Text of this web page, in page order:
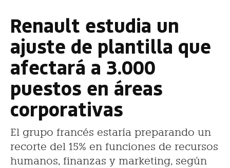
Renault estudia un
ajuste de plantilla que
afectará a 3.000
puestos en áreas
corporativas
El grupo francés estaría preparando un
recorte del 15% en funciones de recursos
humanos, finanzas y marketing, según